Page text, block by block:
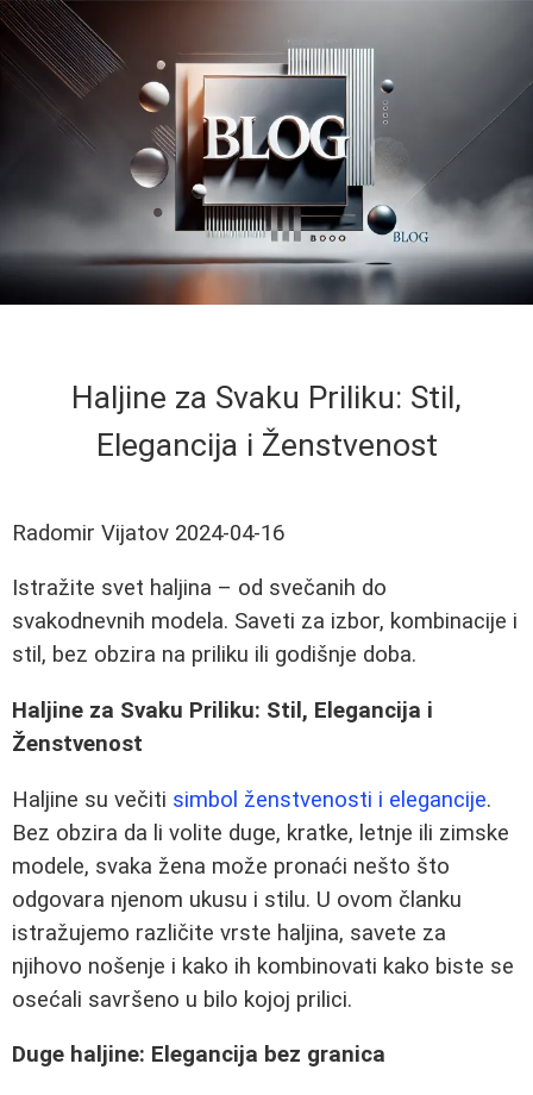
Haljine za Svaku Priliku: Stil,
Elegancija i Ženstvenost
Radomir Vijatov 2024-04-16
Istražite svet haljina – od svečanih do
svakodnevnih modela. Saveti za izbor, kombinacije i
stil, bez obzira na priliku ili godišnje doba.
Haljine za Svaku Priliku: Stil, Elegancija i
Ženstvenost
Haljine su večiti simbol ženstvenosti i elegancije.
Bez obzira da li volite duge, kratke, letnje ili zimske
modele, svaka žena može pronaći nešto što
odgovara njenom ukusu i stilu. U ovom članku
istražujemo različite vrste haljina, savete za
njihovo nošenje i kako ih kombinovati kako biste se
osećali savršeno u bilo kojoj prilici.
Duge haljine: Elegancija bez granica